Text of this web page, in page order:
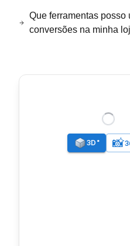
Que ferramentas posso
conversões na minha